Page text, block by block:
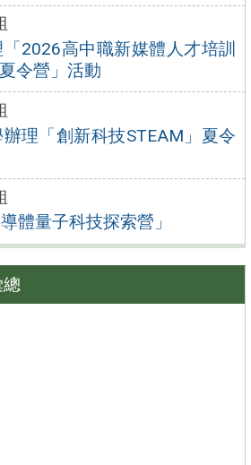
2026高中職新媒體人才培訓
令營」活動
理「創新科技STEAM」夏令
體量子科技探索營」